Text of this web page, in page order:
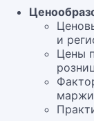
и
Цены